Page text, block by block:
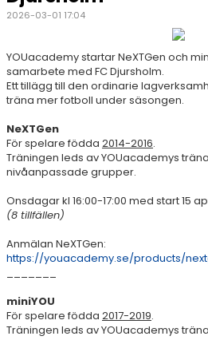
2026-03-01 17:04
YOUacademy startar NeXTGen och
samarbete med FC Djursholm.
Ett tillägg till den ordinarie
träna mer fotboll under säsongen.
NeXTGen
För spelare födda 2014-2016.
Träningen leds av YOUacademys
nivåanpassade grupper.
Onsdagar kl 16:00-17:00 med start 15
(8 tillfällen)
Anmälan NeXTGen:
https://youacademy.se/products/
miniYOU
För spelare födda 2017-2019.
Träningen leds av YOUacademys